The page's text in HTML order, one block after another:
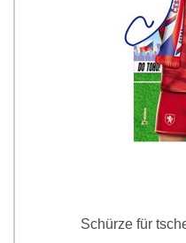
Schürze für